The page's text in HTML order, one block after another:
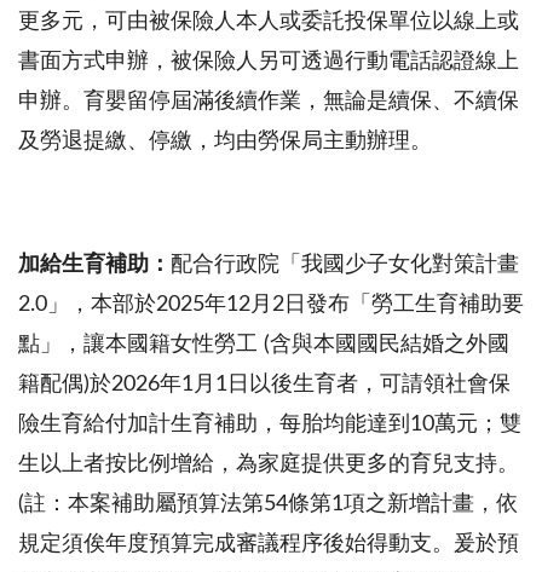
更多元，可由被保險人本人或委託投保單位以線上或
書面方式申辦，被保險人另可透過行動電話認證線上
申辦。育嬰留停屆滿後續作業，無論是續保、不續保
及勞退提繳、停繳，均由勞保局主動辦理。
加給生育補助： 配合行政院「我國少子女化對策計畫
2.0」，本部於2025年12月2日發布「勞工生育補助要
點」，讓本國籍女性勞工 (含與本國國民結婚之外國
籍配偶)於2026年1月1日以後生育者，可請領社會保
險生育給付加計生育補助，每胎均能達到10萬元；雙
生以上者按比例增給，為家庭提供更多的育兒支持。
(註：本案補助屬預算法第54條第1項之新增計畫，依
規定須俟年度預算完成審議程序後始得動支。爰於預